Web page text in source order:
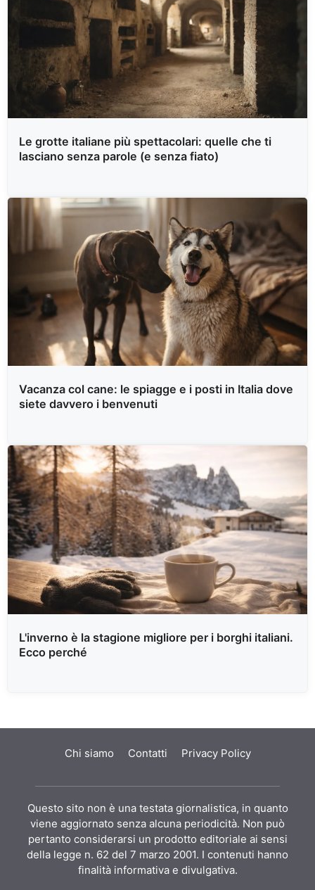
Le grotte italiane più spettacolari: quelle che ti
lasciano senza parole (e senza fiato)
Vacanza col cane: le spiagge e i posti in Italia dove
siete davvero i benvenuti
L'inverno è la stagione migliore per i borghi italiani.
Ecco perché
Chi siamo Contatti Privacy Policy
Questo sito non è una testata giornalistica, in quanto
viene aggiornato senza alcuna periodicità. Non può
pertanto considerarsi un prodotto editoriale ai sensi
della legge n. 62 del 7 marzo 2001. I contenuti hanno
finalità informativa e divulgativa.